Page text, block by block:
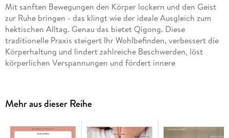
Mit sanften Bewegungen den Körper lockern und den Geist
zur Ruhe bringen - das klingt wie der ideale Ausgleich zum
hektischen Alltag. Genau das bietet Qigong. Diese
traditionelle Praxis steigert Ihr Wohlbefinden, verbessert die
Körperhaltung und lindert zahlreiche Beschwerden, löst
körperlichen Verspannungen und fördert innere
entspannen und harmonisieren Körper und Geist
Mehr aus dieser Reihe